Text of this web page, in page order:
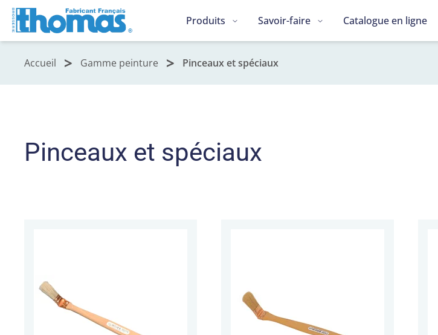
Produits Savoir-faire Catalogue en ligne
Accueil Gamme peinture Pinceaux et spéciaux
Pinceaux et spéciaux